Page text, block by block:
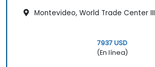
Montevideo, World Trade Center III
7937 USD
(En línea)